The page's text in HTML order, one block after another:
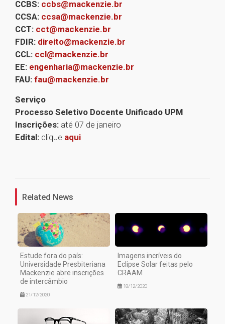
CCBS: ccbs@mackenzie.br
CCSA: ccsa@mackenzie.br
CCT: cct@mackenzie.br
FDIR: direito@mackenzie.br
CCL: ccl@mackenzie.br
EE: engenharia@mackenzie.br
FAU: fau@mackenzie.br
Serviço
Processo Seletivo Docente Unificado UPM
Inscrições: até 07 de janeiro
Edital: clique aqui
Related News
Estude fora do país:
Universidade Presbiteriana
Mackenzie abre inscrições
de intercâmbio
21/12/2020
Imagens incríveis do
Eclipse Solar feitas pelo
CRAAM
18/12/2020